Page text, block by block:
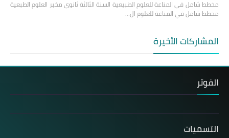
مخطط شامل في المناعة للعلوم الطبيعية السنة الثالثة ثانوي مخبر العلوم الطبعية
مخطط شامل في المناعة للعلوم ال…
المشاركات الأخيرة
الفوتر
التسميات